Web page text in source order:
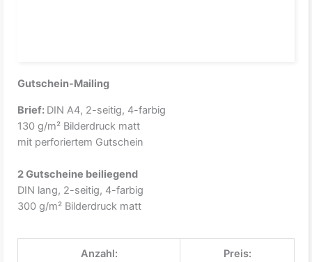
Gutschein-Mailing
Brief: DIN A4, 2-seitig, 4-farbig
130 g/m² Bilderdruck matt
mit perforiertem Gutschein
2 Gutscheine beiliegend
DIN lang, 2-seitig, 4-farbig
300 g/m² Bilderdruck matt
Anzahl: Preis: